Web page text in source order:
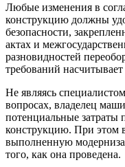
Любые изменения в
конструкцию должны
безопасности,
актах и
разновидностей
требований
Не являясь
вопросах, владелец
потенциальные затраты
конструкцию. При этом
выполненную
того, как она проведена.